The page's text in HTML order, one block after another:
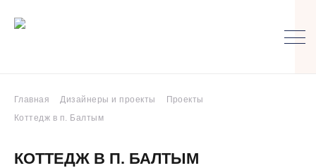
Главная Дизайнеры и проекты
Проекты
Коттедж в п. Балтым
КОТТЕДЖ В П. БАЛТЫМ